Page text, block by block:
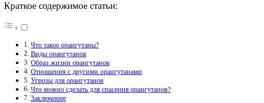
Краткое содержимое статьи:
Что такое орангутаны?
Виды орангутанов
Образ жизни орангутанов
Отношения с другими орангутанами
Угрозы для орангутанов
Что можно сделать для спасения орангутанов?
Заключение